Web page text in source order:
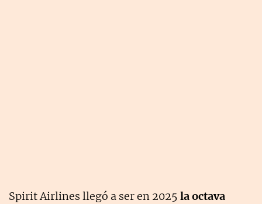
Spirit Airlines llegó a ser en 2025 la octava